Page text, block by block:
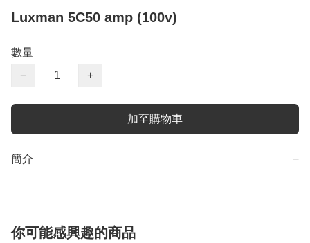
Luxman 5C50 amp (100v)
數量
−
+
加至購物車
簡介 −
你可能感興趣的商品